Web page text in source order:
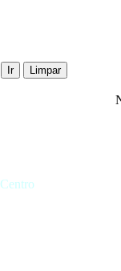
Ir Limpar